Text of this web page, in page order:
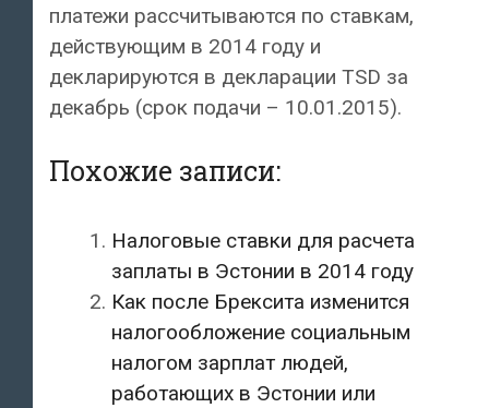
платежи рассчитываются по ставкам,
действующим в 2014 году и
декларируются в декларации TSD за
декабрь (срок подачи – 10.01.2015).
Похожие записи:
Налоговые ставки для расчета
заплаты в Эстонии в 2014 году
Как после Брексита изменится
налогообложение социальным
налогом зарплат людей,
работающих в Эстонии или